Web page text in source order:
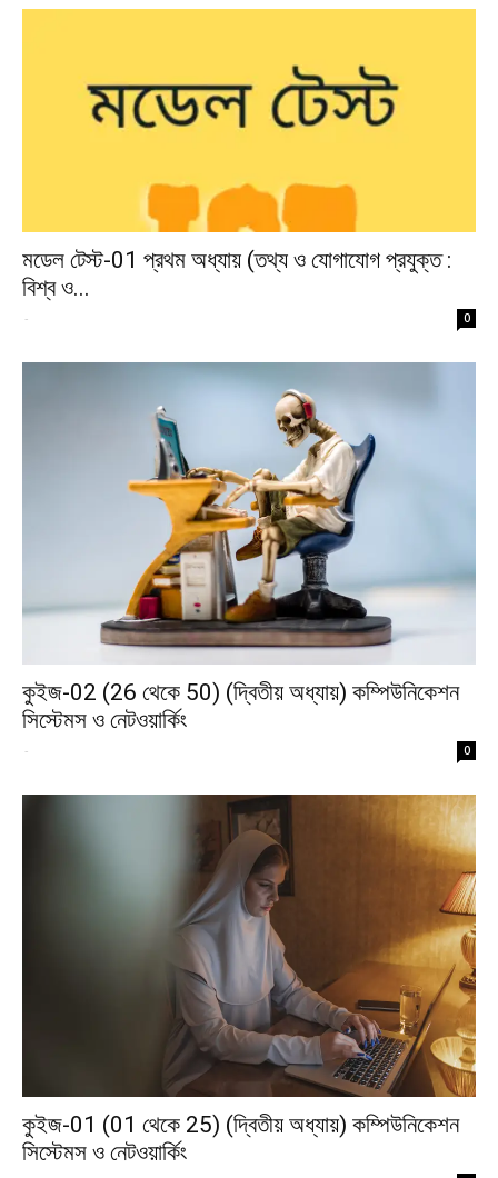
মডেল টেস্ট-01 প্রথম অধ্যায় (তথ্য ও যোগাযোগ প্রযুক্ত :
বিশ্ব ও...
- 0
কুইজ-02 (26 থেকে 50) (দ্বিতীয় অধ্যায়) কম্পিউনিকেশন
সিস্টেমস ও নেটওয়ার্কিং
- 0
কুইজ-01 (01 থেকে 25) (দ্বিতীয় অধ্যায়) কম্পিউনিকেশন
সিস্টেমস ও নেটওয়ার্কিং